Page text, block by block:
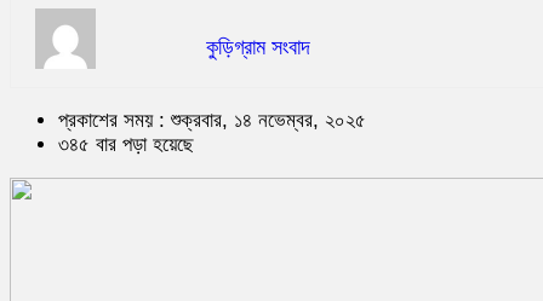
কুড়িগ্রাম সংবাদ
প্রকাশের সময় : শুক্রবার, ১৪ নভেম্বর, ২০২৫
৩৪৫ বার পড়া হয়েছে